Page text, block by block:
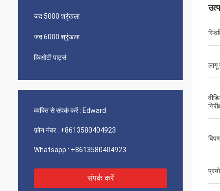
जद 5000 श्रृंखला
जद 6000 श्रृंखला
किओटी पार्ट्स
व्यक्ति से संपर्क करें : Edward
फ़ोन नंबर : +8613580404923
Whatsapp : +8613580404923
संपर्क करें
लागू